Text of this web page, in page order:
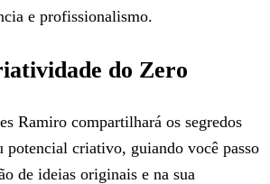
e profissionalismo.
do Zero
Ramiro compartilhará os segredos
potencial criativo, guiando você passo
de ideias originais e na sua